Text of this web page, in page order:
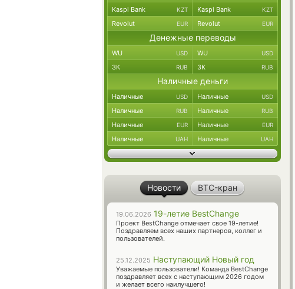
Kaspi Bank KZT Kaspi Bank KZT
Revolut EUR Revolut EUR
Денежные переводы
WU USD WU USD
ЗК RUB ЗК RUB
Наличные деньги
Наличные USD Наличные USD
Наличные RUB Наличные RUB
Наличные EUR Наличные EUR
Наличные UAH Наличные UAH
Новости BTC-кран
19.06.2026 19-летие BestChange
Проект BestChange отмечает свое 19-летие!
Поздравляем всех наших партнеров, коллег и
пользователей.
25.12.2025 Наступающий Новый год
Уважаемые пользователи! Команда BestChange
поздравляет всех с наступающим 2026 годом
и желает всего наилучшего!